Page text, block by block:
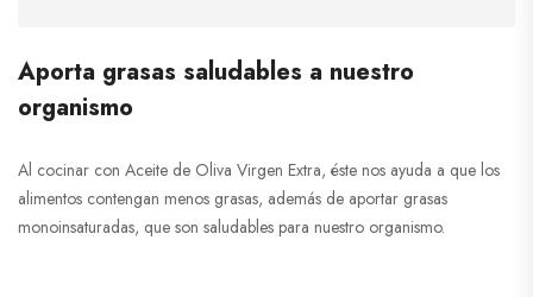
Aporta grasas saludables a nuestro
organismo
Al cocinar con Aceite de Oliva Virgen Extra, éste nos ayuda a que los
alimentos contengan menos grasas, además de aportar grasas
monoinsaturadas, que son saludables para nuestro organismo.